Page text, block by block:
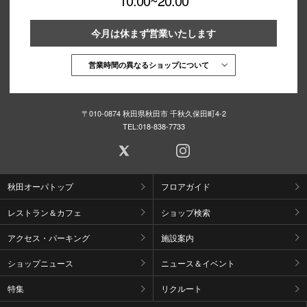
今月は休まず営業いたします
営業時間の異なるショップについて
〒010-0874 秋田県秋田市 千秋久保田町4-2
TEL:018-838-7733
秋田オーパトップ フロアガイド
レストラン＆カフェ ショップ検索
アクセス・パーキング 施設案内
ショップニュース ニュース＆イベント
特集 リクルート